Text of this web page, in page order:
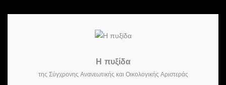
Η πυξίδα
της Σύγχρονης Ανανεωτικής και Οικολογικής Αριστεράς